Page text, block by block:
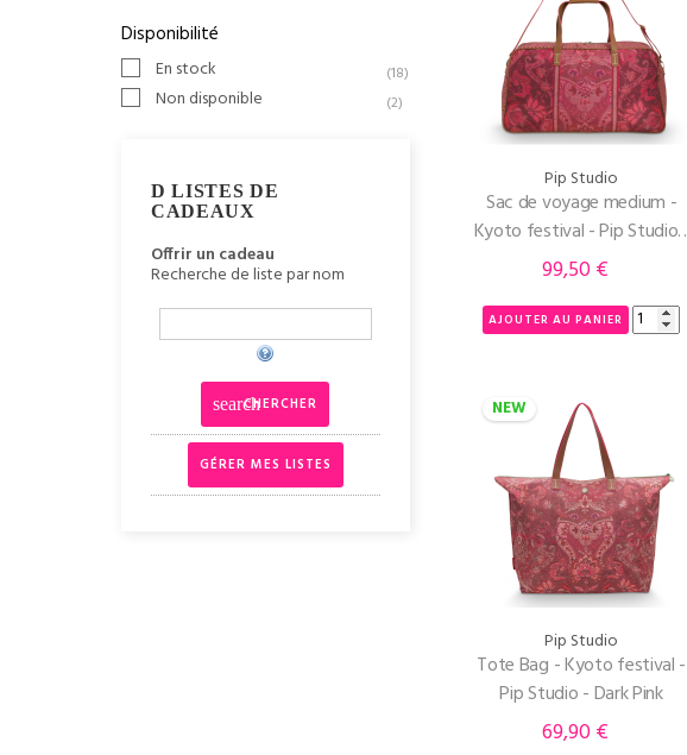
Disponibilité
En stock (18)
Non disponible (2)
LISTES DE
CADEAUX
Offrir un cadeau
Recherche de liste par nom
searchCHERCHER
GÉRER MES LISTES
Pip Studio
Sac de voyage medium -
Kyoto festival - Pip Studio -
Dark Pink
Prix
99,50 €
AJOUTER AU PANIER
NEW
Pip Studio
Tote Bag - Kyoto festival -
Pip Studio - Dark Pink
Prix
69,90 €